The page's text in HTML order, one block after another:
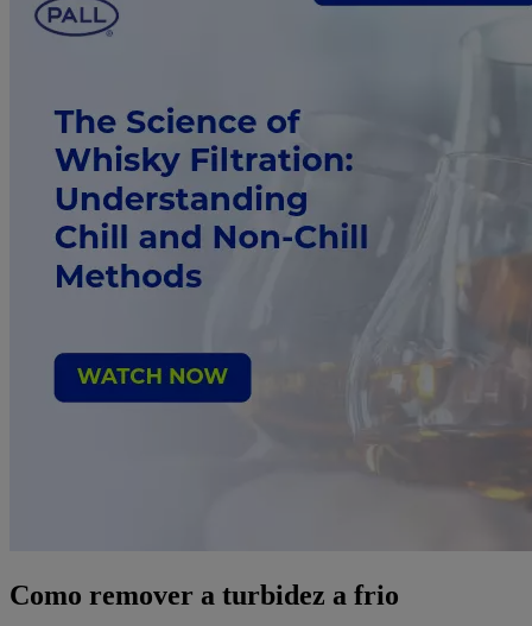
Como remover a turbidez a frio